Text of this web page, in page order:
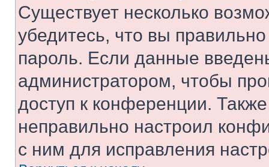
Существует несколько
убедитесь, что вы
пароль. Если данные
администратором, чтобы
доступ к конференции.
неправильно настроил
с ним для исправления